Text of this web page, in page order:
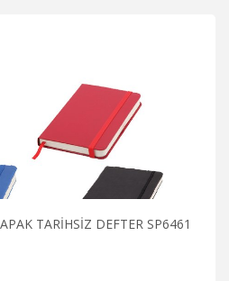
TARİHSİZ DEFTER SP6461